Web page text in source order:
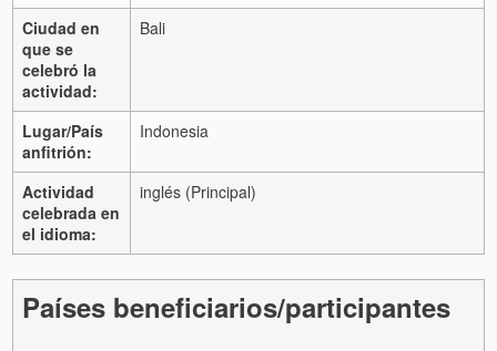
Ciudad en
que se
celebró la
actividad:
Bali
Lugar/País
anfitrión:
Indonesia
Actividad
celebrada en
el idioma:
inglés (Principal)
Países beneficiarios/participantes